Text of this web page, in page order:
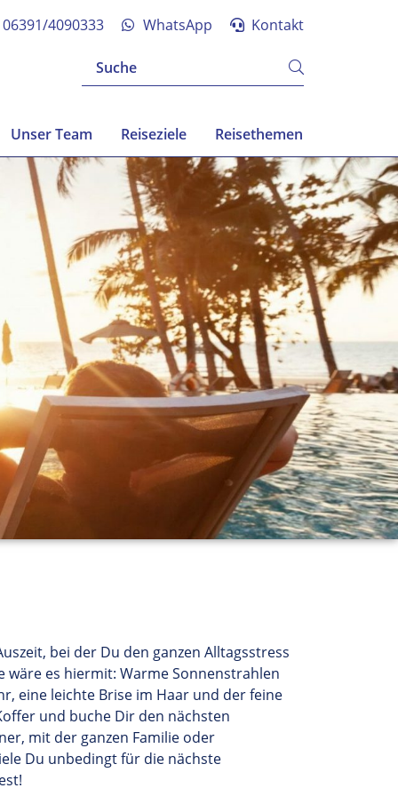
06391/4090333 WhatsApp Kontakt
Unser Team Reiseziele Reisethemen
bei der Du den ganzen Alltagsstress
wäre es hiermit: Warme Sonnenstrahlen
eine leichte Brise im Haar und der feine
und buche Dir den nächsten
mit der ganzen Familie oder
Du unbedingtfür die nächste
st!